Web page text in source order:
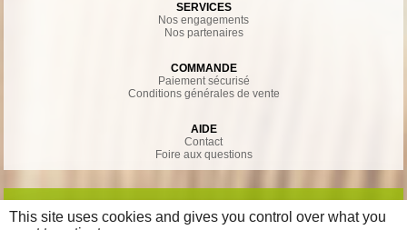
SERVICES
Nos engagements
Nos partenaires
COMMANDE
Paiement sécurisé
Conditions générales de vente
AIDE
Contact
Foire aux questions
This site uses cookies and gives you control over what you